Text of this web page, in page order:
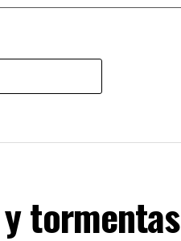
tormentas